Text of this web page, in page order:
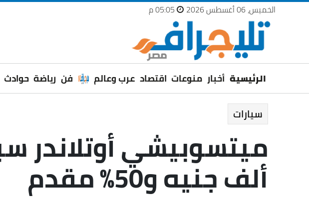
الخميس، 06 أغسطس 2026
الرئيسية أخبار منوعات اقتصاد عرب وعالم فن رياضة حوادث
سيارات
ألف جنيه و50% مقدم